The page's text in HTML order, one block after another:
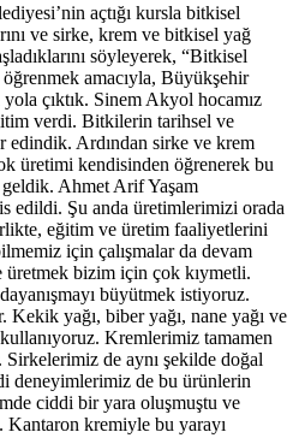
açtığı kursla bitkisel
ve sirke, krem ve bitkisel yağ
söyleyerek, “Bitkisel
amacıyla, Büyükşehir
çıktık. Sinem Akyol hocamız
verdi. Bitkilerin tarihsel ve
edindik. Ardından sirke ve krem
üretimi kendisinden öğrenerek bu
Ahmet Arif Yaşam
edildi. Şu anda üretimlerimizi orada
eğitim ve üretim faaliyetlerini
için çalışmalar da devam
bizim için çok kıymetli.
büyütmek istiyoruz.
Kekik yağı, biber yağı, nane yağı ve
Kremlerimiz tamamen
de aynı şekilde doğal
deneyimlerimiz de bu ürünlerin
ciddi bir yara oluşmuştu ve
kremiyle bu yarayı